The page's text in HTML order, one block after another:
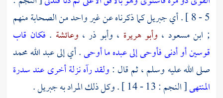
5 - 8 ] . أي
جبريلكما ذكرناه عن غير واحد من الصحابة منهم
; ابن مسعود ، وأبو هريرة ، وأبو ذر ، وعائشة . فكان قاب
قوسين أو أدنى فأوحى إلى عبده ما أوحى. أي إلىعبد الله محمد
صلى الله عليه وسلم ، ثم قال :ولقد رآه نزلة أخرى عند سدرة
المنتهى[ النجم : 13 - 14 ] . وكل ذلك المراد به جبريل.